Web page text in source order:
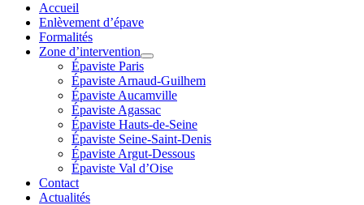
Accueil
Enlèvement d’épave
Formalités
Zone d’intervention
Épaviste Paris
Épaviste Arnaud-Guilhem
Épaviste Aucamville
Épaviste Agassac
Épaviste Hauts-de-Seine
Épaviste Seine-Saint-Denis
Épaviste Argut-Dessous
Épaviste Val d’Oise
Contact
Actualités